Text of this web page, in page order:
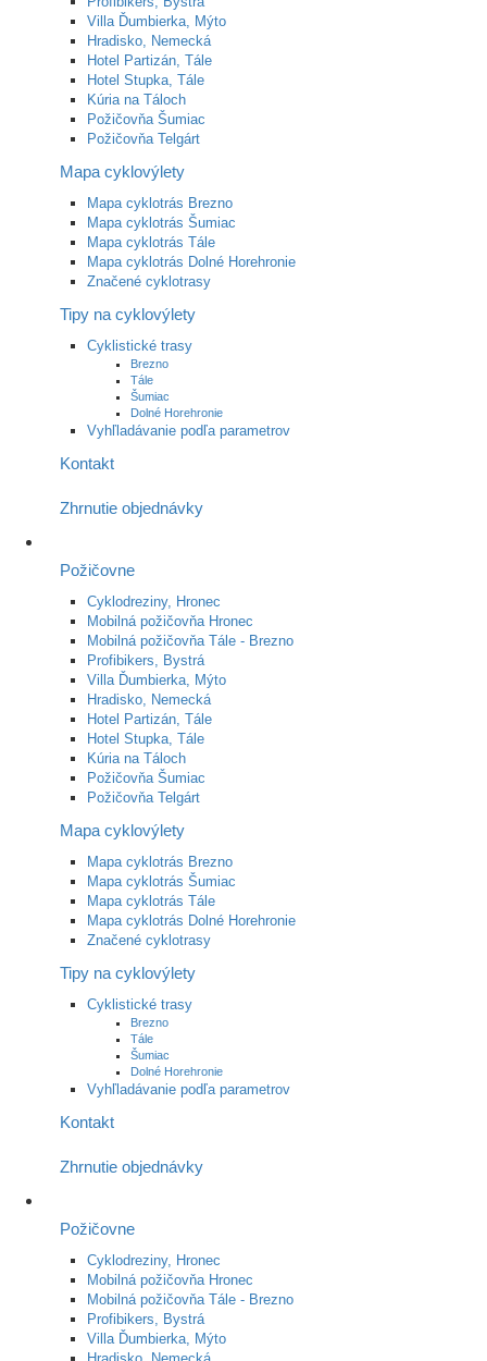
Villa Ďumbierka, Mýto
Hradisko, Nemecká
Hotel Partizán, Tále
Hotel Stupka, Tále
Kúria na Táloch
Požičovňa Šumiac
Požičovňa Telgárt
Mapa cyklovýlety
Mapa cyklotrás Brezno
Mapa cyklotrás Šumiac
Mapa cyklotrás Tále
Mapa cyklotrás Dolné Horehronie
Značené cyklotrasy
Tipy na cyklovýlety
Cyklistické trasy
Brezno
Tále
Šumiac
Dolné Horehronie
Vyhľladávanie podľa parametrov
Kontakt
Zhrnutie objednávky
Požičovne
Cyklodreziny, Hronec
Mobilná požičovňa Hronec
Mobilná požičovňa Tále - Brezno
Profibikers, Bystrá
Villa Ďumbierka, Mýto
Hradisko, Nemecká
Hotel Partizán, Tále
Hotel Stupka, Tále
Kúria na Táloch
Požičovňa Šumiac
Požičovňa Telgárt
Mapa cyklovýlety
Mapa cyklotrás Brezno
Mapa cyklotrás Šumiac
Mapa cyklotrás Tále
Mapa cyklotrás Dolné Horehronie
Značené cyklotrasy
Tipy na cyklovýlety
Cyklistické trasy
Brezno
Tále
Šumiac
Dolné Horehronie
Vyhľladávanie podľa parametrov
Kontakt
Zhrnutie objednávky
Požičovne
Cyklodreziny, Hronec
Mobilná požičovňa Hronec
Mobilná požičovňa Tále - Brezno
Profibikers, Bystrá
Villa Ďumbierka, Mýto